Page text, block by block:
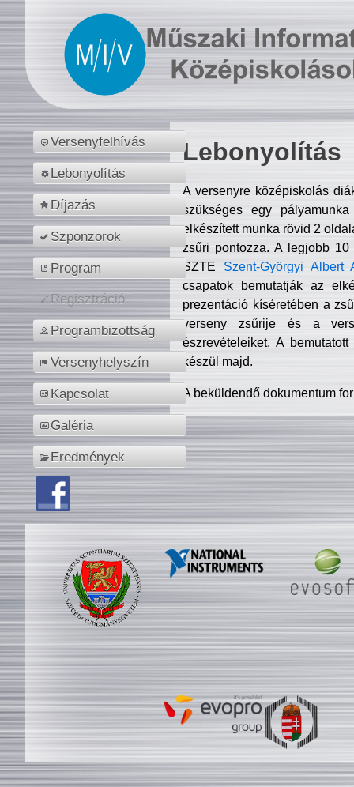
Versenyfelhívás
Lebonyolítás
Díjazás
Szponzorok
Program
Regisztráció
Programbizottság
Versenyhelyszín
Kapcsolat
Galéria
Eredmények
Lebonyolítás
A versenyre középiskolás
szükséges egy
elkészített munka rövid 2
zsűri pontozza. A legjobb
SZTE Szent-Györgyi Albert
csapatok bemutatják az
prezentáció kíséretében a
verseny zsűrije és a
észrevételeiket. A
készül majd.
A beküldendő dokumentum